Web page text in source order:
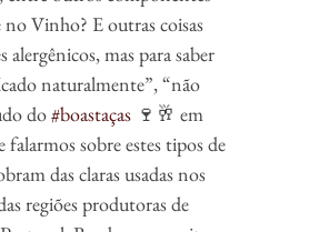
Vinho? E outras coisas
mas para saber
naturalmente”, “não
do #boastaças 🍷🥂 em
sobre estes tipos de
das claras usadas nos
regiões produtoras de